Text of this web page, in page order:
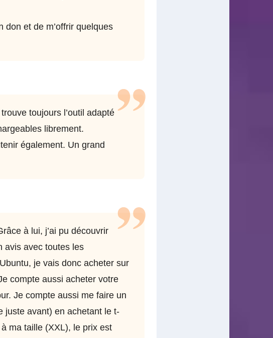
don et de m’offrir quelques
toujours l’outil adapté
librement.
également. Un grand
à lui, j’ai pu découvrir
avis avec toutes les
je vais donc acheter sur
compte aussi acheter votre
Je compte aussi me faire un
juste avant) en achetant le t-
ma taille (XXL), le prix est